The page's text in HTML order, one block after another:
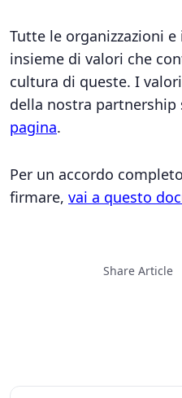
Tutte le organizzazioni
insieme di valori che
cultura di queste. I
della nostra partnership
pagina.
Per un accordo
firmare, vai a questo
Share Article